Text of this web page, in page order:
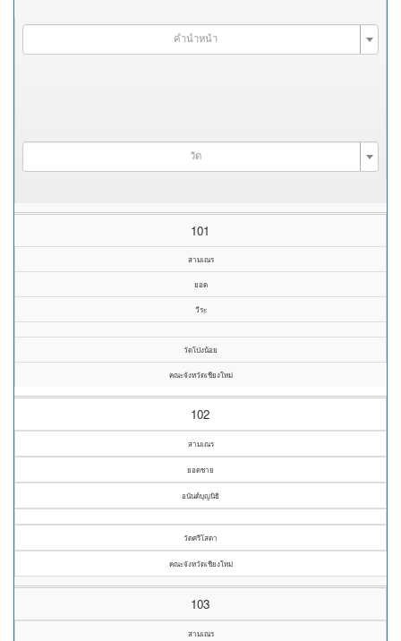
คำนำหน้า
วัด
101
สามเณร
ยอด
วีระ
วัดโป่งน้อย
คณะจังหวัดเชียงใหม่
102
สามเณร
ยอดชาย
อนันต์บุญนิธิ
วัดศรีโสดา
คณะจังหวัดเชียงใหม่
103
สามเณร